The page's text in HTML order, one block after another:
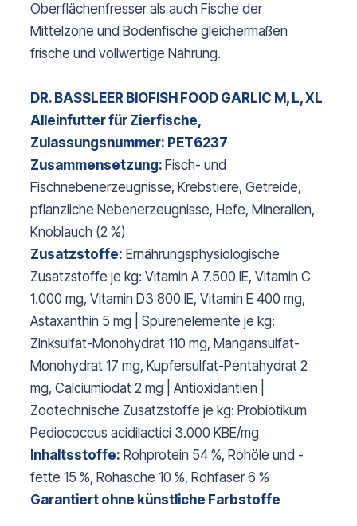
Oberflächenfresser als auch Fische der
Mittelzone und Bodenfische gleichermaßen
frische und vollwertige Nahrung.
DR. BASSLEER BIOFISH FOOD GARLIC M, L, XL
Alleinfutter für Zierfische,
Zulassungsnummer: PET6237
Zusammensetzung: Fisch- und
Fischnebenerzeugnisse, Krebstiere, Getreide,
pflanzliche Nebenerzeugnisse, Hefe, Mineralien,
Knoblauch (2 %)
Zusatzstoffe: Ernährungsphysiologische
Zusatzstoffe je kg: Vitamin A 7.500 IE, Vitamin C
1.000 mg, Vitamin D3 800 IE, Vitamin E 400 mg,
Astaxanthin 5 mg | Spurenelemente je kg:
Zinksulfat-Monohydrat 110 mg, Mangansulfat-
Monohydrat 17 mg, Kupfersulfat-Pentahydrat 2
mg, Calciumiodat 2 mg | Antioxidantien |
Zootechnische Zusatzstoffe je kg: Probiotikum
Pediococcus acidilactici 3.000 KBE/mg
Inhaltsstoffe: Rohprotein 54 %, Rohöle und -
fette 15 %, Rohasche 10 %, Rohfaser 6 %
Garantiert ohne künstliche Farbstoffe